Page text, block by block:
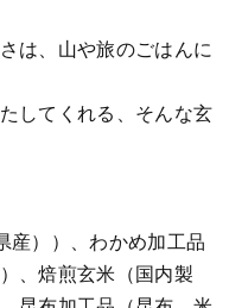
は、山や旅のごはんに
してくれる、そんな玄
産））、わかめ加工品
、焙煎玄米（国内製